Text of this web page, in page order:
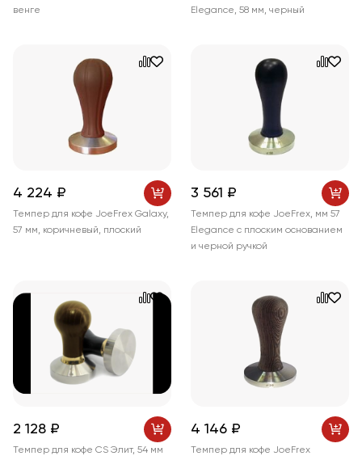
венге
Elegance, 58 мм, черный
4 224 ₽
Темпер для кофе JoeFrex Galaxy,
57 мм, коричневый, плоский
3 561 ₽
Темпер для кофе JoeFrex, мм 57
Elegance с плоским основанием
и черной ручкой
2 128 ₽
Темпер для кофе CS Элит, 54 мм
4 146 ₽
Темпер для кофе JoeFrex